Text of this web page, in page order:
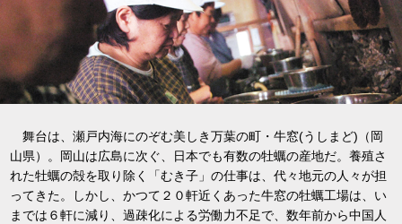
舞台は、瀬戸内海にのぞむ美しき万葉の町・牛窓(うしまど)（岡
山県）。岡山は広島に次ぐ、日本でも有数の牡蠣の産地だ。養殖さ
れた牡蠣の殻を取り除く「むき子」の仕事は、代々地元の人々が担
ってきた。しかし、かつて２０軒近くあった牛窓の牡蠣工場は、い
までは６軒に減り、過疎化による労働力不足で、数年前から中国人